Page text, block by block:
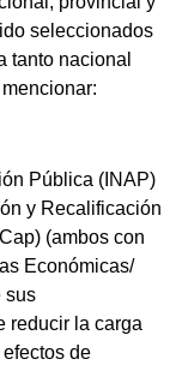
seleccionados
tanto nacional
Pública (INAP)
y Recalificación
(ambos con
Económicas/
sus
reducir la carga
de